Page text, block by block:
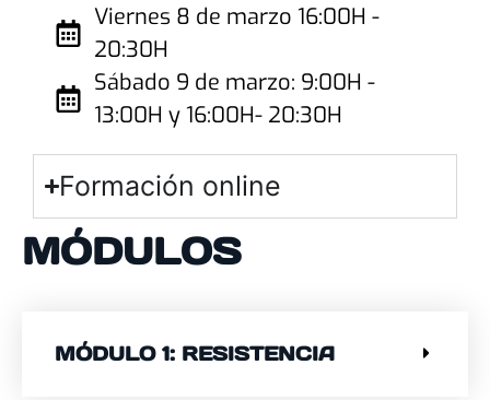
Viernes 8 de marzo 16:00H -
20:30H
Sábado 9 de marzo: 9:00H -
13:00H y 16:00H- 20:30H
Formación online
MÓDULOS
MÓDULO 1: RESISTENCIA